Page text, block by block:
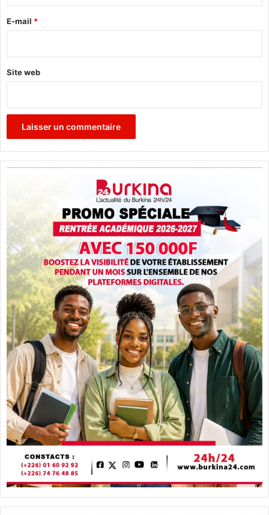
e
E-mail *
Site web